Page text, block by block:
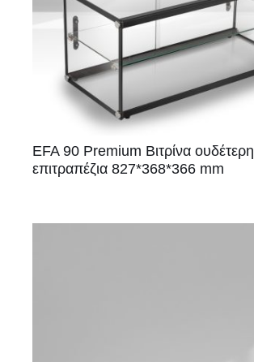
EFA 90 Premium Βιτρίνα ουδέτερη
επιτραπέζια 827*368*366 mm